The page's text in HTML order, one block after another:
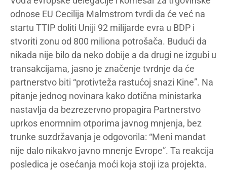
odnose EU Cecilija Malmstrom tvrdi da će već na
startu TTIP doliti Uniji 92 milijarde evra u BDP i
stvoriti zonu od 800 miliona potrošača. Budući da
nikada nije bilo da neko dobije a da drugi ne izgubi u
transakcijama, jasno je značenje tvrdnje da će
partnerstvo biti “protivteža rastućoj snazi Kine”. Na
pitanje jednog novinara kako dotična ministarka
nastavlja da bezrezervno propagira Partnerstvo
uprkos enormnim otporima javnog mnjenja, bez
trunke suzdržavanja je odgovorila: “Meni mandat
nije dalo nikakvo javno mnenje Evrope”. Ta reakcija
posledica je osećanja moći koja stoji iza projekta.